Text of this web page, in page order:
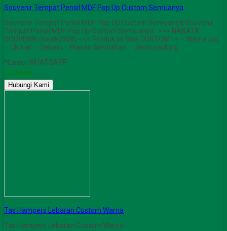
Souvenir Tempat Pensil MDF Pop Up Custom Semuanya
Souvenir Tempat Pensil MDF Pop Up Custom Semuanya Souvenir
Tempat Pensil MDF Pop Up Custom Semuanya >>> NABATA
SOUVENIR (sejak2008) <<< Produk ini Bisa CUSTOM ! = – Warna cat
– Ukuran – Desain – Hiasan tambahan – Jenis packing
*Lanjut WHATSAPP
Tersedia
Hubungi Kami
Tas Hampers Lebaran Custom Warna
Tas Hampers Lebaran Custom Warna